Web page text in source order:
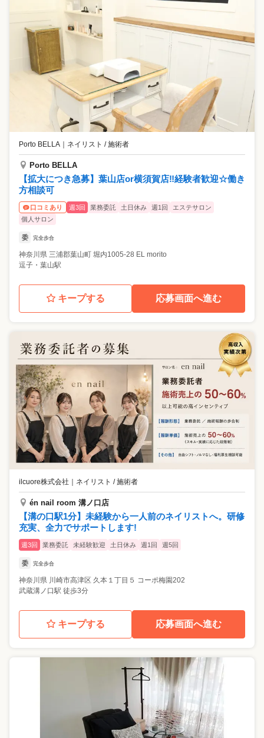
Porto BELLA ネイリスト / 施術者
Porto BELLA
【拡大につき急募】葉山店or横須賀店‼︎経験者歓迎☆働き
方相談可
口コミあり 週3回 業務委託 土日休み 週1回
エステサロン
個人サロン
委 完全歩合
神奈川県 三浦郡葉山町 堀内1005-28 EL morito
逗子・葉山駅
キープする 応募画面へ進む
ilcuore株式会社 ネイリスト / 施術者
én nail room 溝ノ口店
【溝の口駅1分】未経験から一人前のネイリストへ。研修
充実、全力でサポートします!
週3回 業務委託 未経験歓迎 土日休み 週1回 週5回
委 完全歩合
神奈川県 川崎市高津区 久本１丁目５ コーポ梅園202
武蔵溝ノ口駅 徒歩3分
キープする 応募画面へ進む